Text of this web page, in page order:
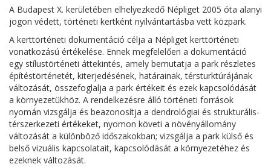
A Budapest X. kerületében elhelyezkedő Népliget 2005 óta alanyi
jogon védett, történeti kertként nyilvántartásba vett közpark.
A kerttörténeti dokumentáció célja a Népliget kerttörténeti
vonatkozású értékelése. Ennek megfelelően a dokumentáció
egy stílustörténeti áttekintés, amely bemutatja a park részletes
építéstörténetét, kiterjedésének, határainak, térsturktúrájának
változását, összefoglalja a park értékeit és ezek kapcsolódását
a környezetükhöz. A rendelkezésre álló történeti források
nyomán vizsgálja és beazonosítja a dendrológiai és strukturális-
térszerkezeti értékeket, nyomon követi a növényállomány
változását a különböző időszakokban; vizsgálja a park külső és
belső vizuális kapcsolatait, kapcsolódását a környezetéhez és
ezeknek változását.